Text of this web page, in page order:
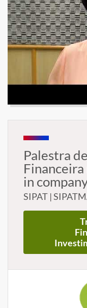
Palestra
Financeira
in
SIPAT |